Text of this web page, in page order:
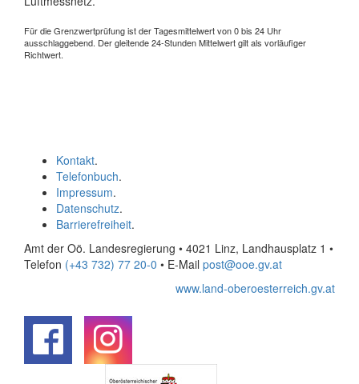
Für die Grenzwertprüfung ist der Tagesmittelwert von 0 bis 24 Uhr
ausschlaggebend. Der gleitende 24-Stunden Mittelwert gilt als vorläufiger
Richtwert.
Kontakt.
Telefonbuch.
Impressum.
Datenschutz.
Barrierefreiheit.
Amt der Oö. Landesregierung • 4021 Linz, Landhausplatz 1 •
Telefon (+43 732) 77 20-0 • E-Mail post@ooe.gv.at
www.land-oberoesterreich.gv.at